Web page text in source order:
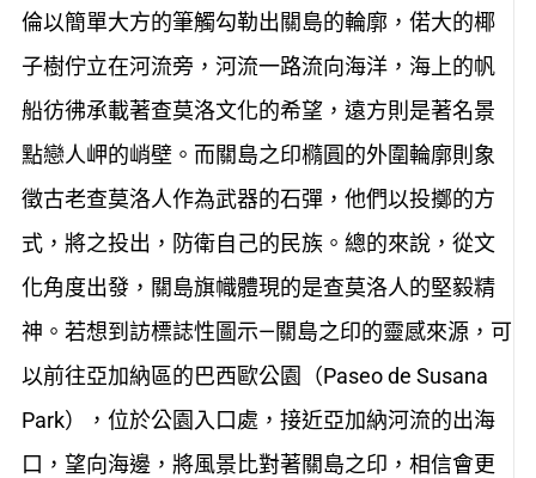
倫以簡單大方的筆觸勾勒出關島的輪廓，偌大的椰
子樹佇立在河流旁，河流一路流向海洋，海上的帆
船彷彿承載著查莫洛文化的希望，遠方則是著名景
點戀人岬的峭壁。而關島之印橢圓的外圍輪廓則象
徵古老查莫洛人作為武器的石彈，他們以投擲的方
式，將之投出，防衛自己的民族。總的來說，從文
化角度出發，關島旗幟體現的是查莫洛人的堅毅精
神。若想到訪標誌性圖示—關島之印的靈感來源，可
以前往亞加納區的巴西歐公園（Paseo de Susana
Park），位於公園入口處，接近亞加納河流的出海
口，望向海邊，將風景比對著關島之印，相信會更